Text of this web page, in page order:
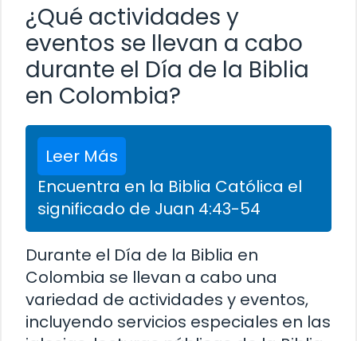
¿Qué actividades y
eventos se llevan a cabo
durante el Día de la Biblia
en Colombia?
Leer Más
Encuentra en la Biblia Católica el
significado de Juan 4:43-54
Durante el Día de la Biblia en
Colombia se llevan a cabo una
variedad de actividades y eventos,
incluyendo servicios especiales en las